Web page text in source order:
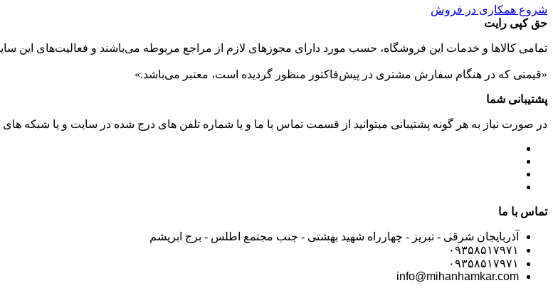
شروع همکاری در فروش
حق کپی رایت
تمامی كالاها و خدمات اين فروشگاه، حسب مورد دارای مجوزهای لازم از مراجع مربوطه می‌باشند و فعاليت‌های اين
«قیمتی که در هنگام سفارش مشتری در پیش‌­فاکتور منظور گرديده است، معتبر می‌باشد.»
پشتیبانی شما
در صورت نیاز به هر گونه پشتیبانی میتوانید از قسمت تماس با ما و یا شماره تلفن های درج شده در سایت و یا شبکه های
تماس با ما
آذربایجان شرقی - تبریز - چهارراه شهید بهشتی - جنب مجتمع اطلس - برج ابریشم
۰۹۳۵۸۵۱۷۹۷۱
۰۹۳۵۸۵۱۷۹۷۱
info@mihanhamkar.com